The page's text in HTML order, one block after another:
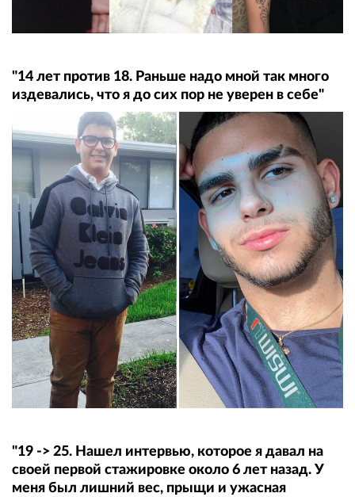
"14 лет против 18. Раньше надо мной так много
издевались, что я до сих пор не уверен в себе"
"19 -> 25. Нашел интервью, которое я давал на
своей первой стажировке около 6 лет назад. У
меня был лишний вес, прыщи и ужасная